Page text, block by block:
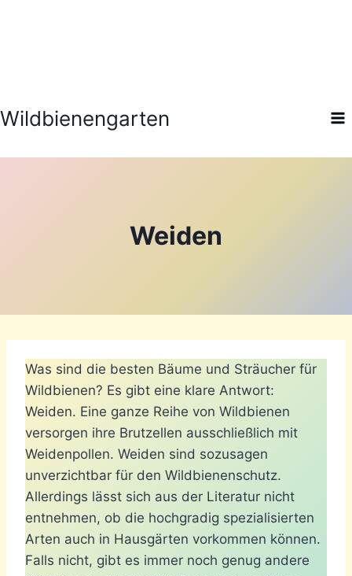
Wildbienengarten
Weiden
Was sind die besten Bäume und Sträucher für
Wildbienen? Es gibt eine klare Antwort:
Weiden. Eine ganze Reihe von Wildbienen
versorgen ihre Brutzellen ausschließlich mit
Weidenpollen. Weiden sind sozusagen
unverzichtbar für den Wildbienenschutz.
Allerdings lässt sich aus der Literatur nicht
entnehmen, ob die hochgradig spezialisierten
Arten auch in Hausgärten vorkommen können.
Falls nicht, gibt es immer noch genug andere